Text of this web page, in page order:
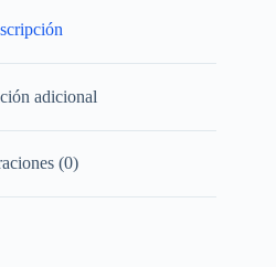
adicional
(0)